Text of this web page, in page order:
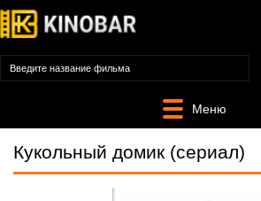
Меню
Кукольный домик (сериал)